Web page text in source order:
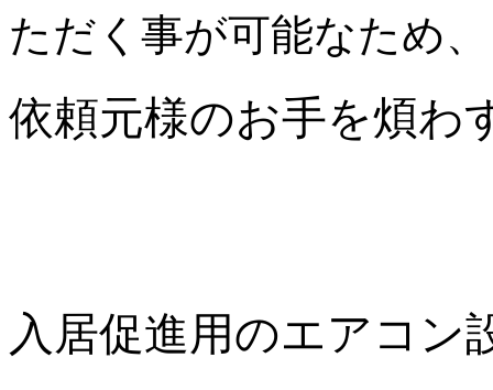
ただく事が可能なため、
依頼元様のお手を煩わ
入居促進用のエアコン